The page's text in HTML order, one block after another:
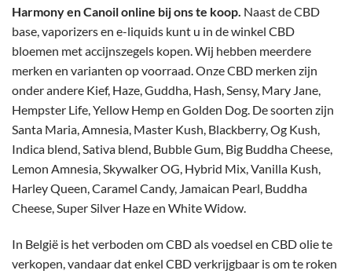
Harmony en Canoil online bij ons te koop. Naast de CBD
base, vaporizers en e-liquids kunt u in de winkel CBD
bloemen met accijnszegels kopen. Wij hebben meerdere
merken en varianten op voorraad. Onze CBD merken zijn
onder andere Kief, Haze, Guddha, Hash, Sensy, Mary Jane,
Hempster Life, Yellow Hemp en Golden Dog. De soorten zijn
Santa Maria, Amnesia, Master Kush, Blackberry, Og Kush,
Indica blend, Sativa blend, Bubble Gum, Big Buddha Cheese,
Lemon Amnesia, Skywalker OG, Hybrid Mix, Vanilla Kush,
Harley Queen, Caramel Candy, Jamaican Pearl, Buddha
Cheese, Super Silver Haze en White Widow.
In België is het verboden om CBD als voedsel en CBD olie te
verkopen, vandaar dat enkel CBD verkrijgbaar is om te roken